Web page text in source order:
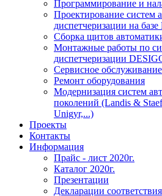
Программирование и
Проектирование систем
диспетчеризации на
Сборка щитов
Монтажные работы по
диспетчеризации
Сервисное
Ремонт оборудования
Модернизация систем
поколений (Landis &
Unigyr,...)
Проекты
Контакты
Информация
Прайс - лист 2020г.
Каталог 2020г.
Презентации
Декларации соответствия